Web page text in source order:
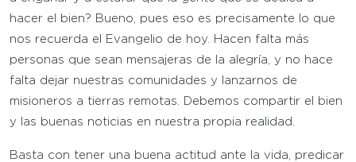
hacer el bien? Bueno, pues eso es precisamente lo que
nos recuerda el Evangelio de hoy. Hacen falta más
personas que sean mensajeras de la alegría, y no hace
falta dejar nuestras comunidades y lanzarnos de
misioneros a tierras remotas. Debemos compartir el bien
y las buenas noticias en nuestra propia realidad.
Basta con tener una buena actitud ante la vida, predicar